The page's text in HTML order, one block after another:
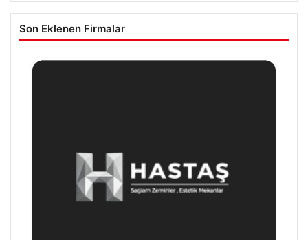
Son Eklenen Firmalar